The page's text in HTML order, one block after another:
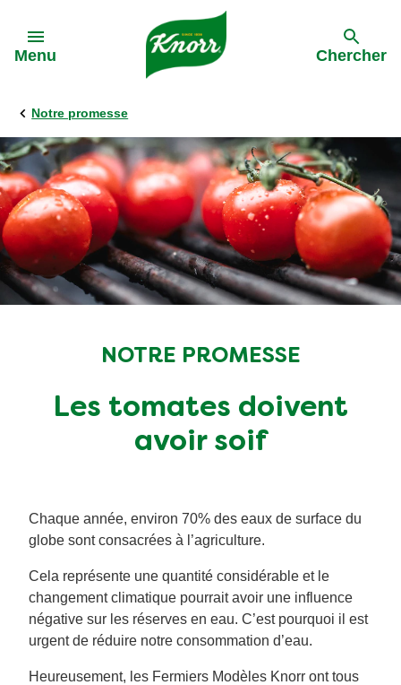
Menu Chercher
Notre promesse
NOTRE PROMESSE
Les tomates doivent
avoir soif
Chaque année, environ 70% des eaux de surface du
globe sont consacrées à l’agriculture.
Cela représente une quantité considérable et le
changement climatique pourrait avoir une influence
négative sur les réserves en eau. C’est pourquoi il est
urgent de réduire notre consommation d’eau.
Heureusement, les Fermiers Modèles Knorr ont tous